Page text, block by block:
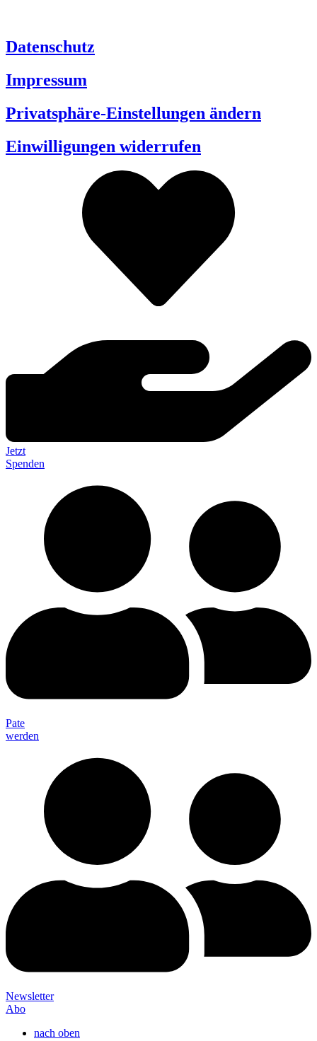
Datenschutz
Impressum
Privatsphäre-Einstellungen ändern
Einwilligungen widerrufen
Jetzt
Spenden
Pate
werden
Newsletter
Abo
nach oben